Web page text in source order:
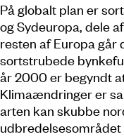
På globalt plan er
og Sydeuropa, dele
resten af Europa går
sortstrubede
år 2000 er begyndt
Klimaændringer er
arten kan skubbe